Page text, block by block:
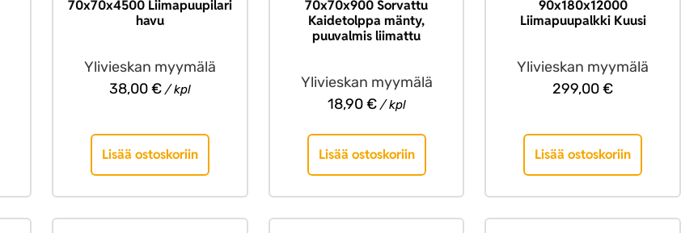
70x70x4500 Liimapuupilari
havu
Ylivieskan myymälä
38,00€ / kpl
Lisää ostoskoriin
70x70x900 Sorvattu
Kaidetolppa mänty,
puuvalmis liimattu
Ylivieskan myymälä
18,90€/ kpl
Lisää ostoskoriin
90x180x12000
Liimapuupalkki Kuusi
Ylivieskan myymälä
299,00€
Lisää ostoskoriin